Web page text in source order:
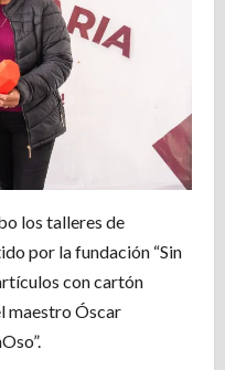
los talleres de
por la fundación “Sin
con cartón
maestro Óscar